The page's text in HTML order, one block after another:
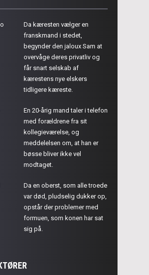
Da kæresten vælger en
franskmand i stedet,
begynder den jaloux Sam at
overvåge deres privatliv og
får snart selskab af
kærestens nye elskers
tidligere kæreste.
En 20-årig mand taler i telefon
med forældrene fra sit
kollegieværelse, og
meddelelsen om, at han er
bøsse bliver ikke vel
modtaget.
Da en oberst, som alle troede
var død, pludselig dukker op,
opstår der problemer med
formuen, som konen har sat
sig på.